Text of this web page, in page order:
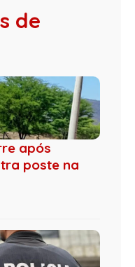
de
após
poste na